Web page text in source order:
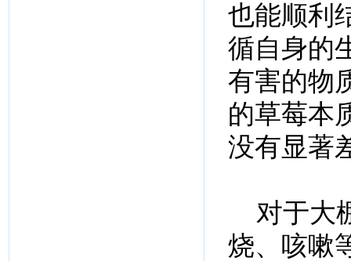
也能顺利
循自身的
有害的物
的草莓本
没有显著
对于大
烧、咳嗽